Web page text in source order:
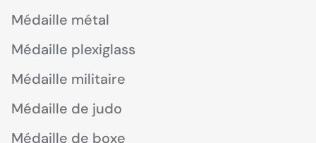
Médaille métal
Médaille plexiglass
Médaille militaire
Médaille de judo
Médaille de boxe